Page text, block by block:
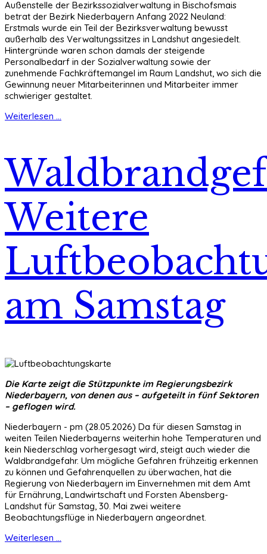
Außenstelle der Bezirkssozialverwaltung in Bischofsmais
betrat der Bezirk Niederbayern Anfang 2022 Neuland:
Erstmals wurde ein Teil der Bezirksverwaltung bewusst
außerhalb des Verwaltungssitzes in Landshut angesiedelt.
Hintergründe waren schon damals der steigende
Personalbedarf in der Sozialverwaltung sowie der
zunehmende Fachkräftemangel im Raum Landshut, wo sich die
Gewinnung neuer Mitarbeiterinnen und Mitarbeiter immer
schwieriger gestaltet.
Weiterlesen ...
Weitere
am Samstag
Die Karte zeigt die Stützpunkte im Regierungsbezirk
Niederbayern, von denen aus – aufgeteilt in fünf Sektoren
– geflogen wird.
Niederbayern - pm (28.05.2026) Da für diesen Samstag in
weiten Teilen Niederbayerns weiterhin hohe Temperaturen und
kein Niederschlag vorhergesagt wird, steigt auch wieder die
Waldbrandgefahr. Um mögliche Gefahren frühzeitig erkennen
zu können und Gefahrenquellen zu überwachen, hat die
Regierung von Niederbayern im Einvernehmen mit dem Amt
für Ernährung, Landwirtschaft und Forsten Abensberg-
Landshut für Samstag, 30. Mai zwei weitere
Beobachtungsflüge in Niederbayern angeordnet.
Weiterlesen ...